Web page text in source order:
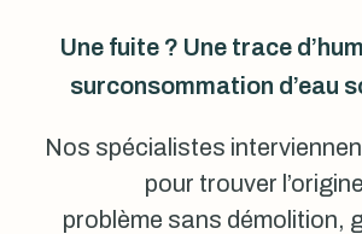
Une fuite ? Une trace
surconsommation d’eau
Nos spécialistes
pour trouver
problème sans démolition,